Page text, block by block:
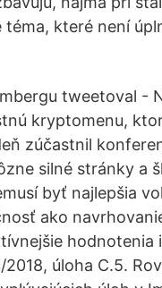
které není
tweetoval -
kryptomenu,
zúčastnil
silné stránky a
byť najlepšia
ako
hodnotenia
úloha C.5.